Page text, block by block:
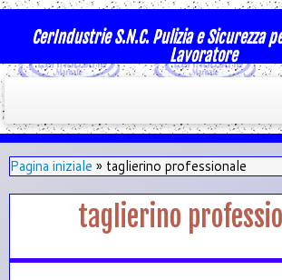
CerIndustrie S.N.C. Pulizia e Sicurezza
Lavoratore
Pagina iniziale » taglierino professionale
taglierino